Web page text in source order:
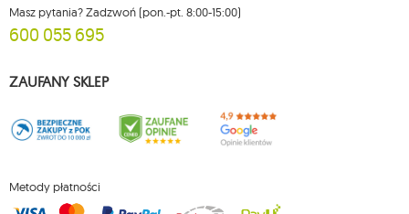
Masz pytania? Zadzwoń (pon.-pt. 8:00-15:00)
600 055 695
ZAUFANY SKLEP
Metody płatności